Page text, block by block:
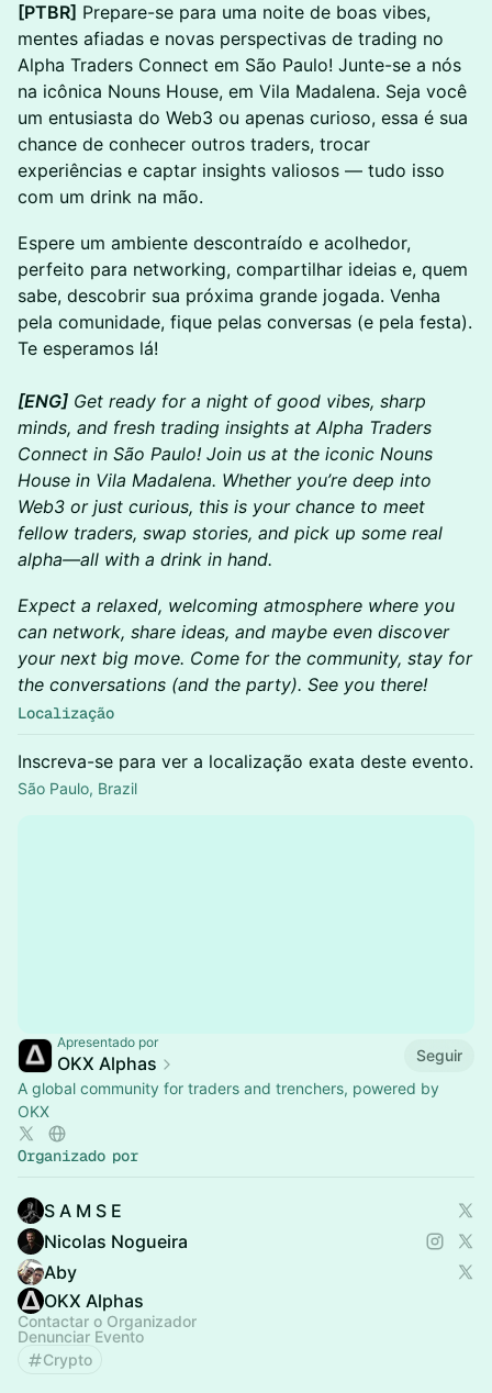
[PTBR] Prepare-se para uma noite de boas vibes,
mentes afiadas e novas perspectivas de trading no
Alpha Traders Connect em São Paulo! Junte-se a nós
na icônica Nouns House, em Vila Madalena. Seja você
um entusiasta do Web3 ou apenas curioso, essa é sua
chance de conhecer outros traders, trocar
experiências e captar insights valiosos — tudo isso
com um drink na mão.
Espere um ambiente descontraído e acolhedor,
perfeito para networking, compartilhar ideias e, quem
sabe, descobrir sua próxima grande jogada. Venha
pela comunidade, fique pelas conversas (e pela festa).
Te esperamos lá!
[ENG] Get ready for a night of good vibes, sharp
minds, and fresh trading insights at Alpha Traders
Connect in São Paulo! Join us at the iconic Nouns
House in Vila Madalena. Whether you’re deep into
Web3 or just curious, this is your chance to meet
fellow traders, swap stories, and pick up some real
alpha—all with a drink in hand.
Expect a relaxed, welcoming atmosphere where you
can network, share ideas, and maybe even discover
your next big move. Come for the community, stay for
the conversations (and the party). See you there!
Localização
Inscreva-se para ver a localização exata deste evento.
São Paulo, Brazil
Apresentado por
OKX Alphas
Seguir
A global community for traders and trenchers, powered by
OKX
Organizado por
S A M S E
Nicolas Nogueira
Aby
OKX Alphas
Contactar o Organizador
Denunciar Evento
Crypto